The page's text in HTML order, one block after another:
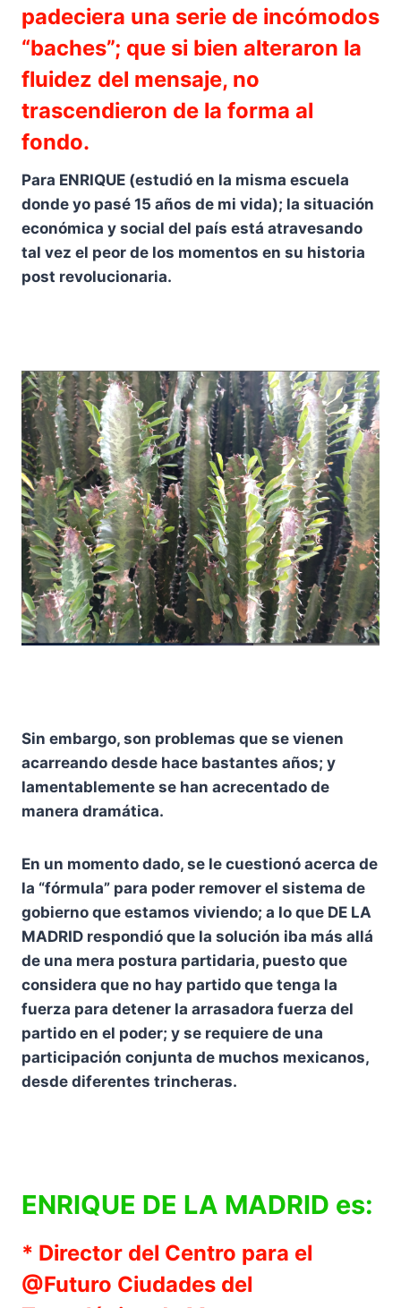
padeciera una serie de incómodos
“baches”; que si bien alteraron la
fluidez del mensaje, no
trascendieron de la forma al
fondo.
Para ENRIQUE (estudió en la misma escuela
donde yo pasé 15 años de mi vida); la situación
económica y social del país está atravesando
tal vez el peor de los momentos en su historia
post revolucionaria.
Sin embargo, son problemas que se vienen
acarreando desde hace bastantes años; y
lamentablemente se han acrecentado de
manera dramática.
En un momento dado, se le cuestionó acerca de
la “fórmula” para poder remover el sistema de
gobierno que estamos viviendo; a lo que DE LA
MADRID respondió que la solución iba más allá
de una mera postura partidaria, puesto que
considera que no hay partido que tenga la
fuerza para detener la arrasadora fuerza del
partido en el poder; y se requiere de una
participación conjunta de muchos mexicanos,
desde diferentes trincheras.
ENRIQUE DE LA MADRID es:
* Director del Centro para el
@Futuro Ciudades del